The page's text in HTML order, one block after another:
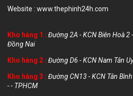
Website : www.thephinh24h.com
Kho hàng 1 : Đường 2A - KCN Biên Hoà 2
Đồng Nai
Kho hàng 2 : Đường D6 - KCN Nam Tân
Kho hàng 3 : Đường CN13 - KCN Tân Bình
- - TPHCM